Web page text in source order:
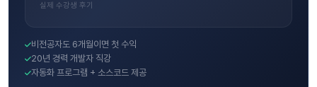
실제 수강생 후기
비전공자도 6개월이면 첫 수익
20년 경력 개발자 직강
자동화 프로그램 + 소스코드 제공